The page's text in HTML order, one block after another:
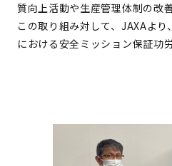
質向上活動や生産管理体制の改
この取り組み対して、JAXAよ
における安全ミッション保証功